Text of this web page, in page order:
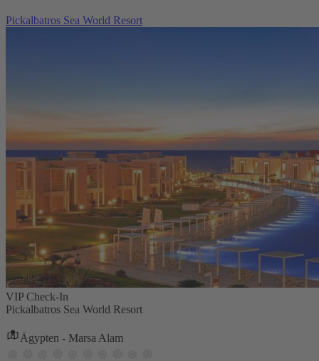
Pickalbatros Sea World Resort
VIP Check-In
Pickalbatros Sea World Resort
Ägypten - Marsa Alam